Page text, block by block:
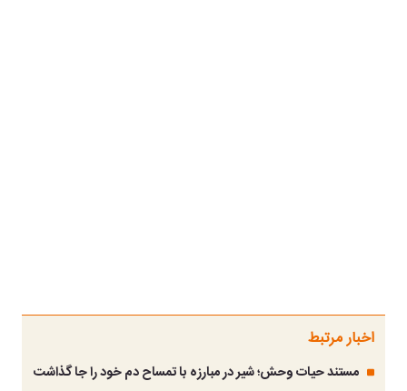
اخبار مرتبط
مستند حیات وحش؛ شیر در مبارزه با تمساح دم خود را جا گذاشت